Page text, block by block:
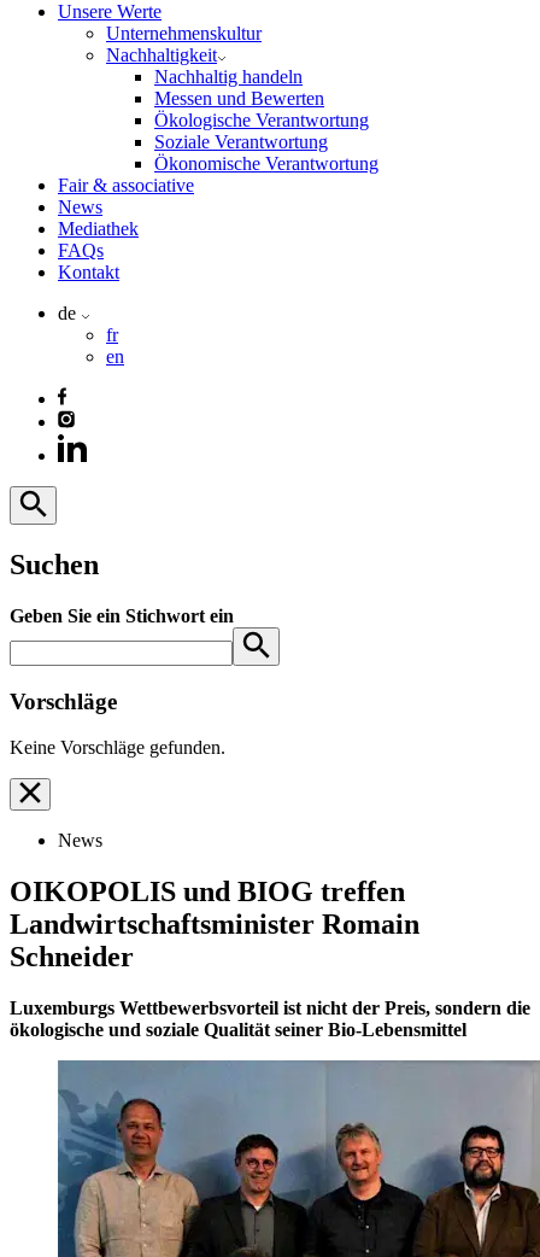
Unsere Werte
Unternehmenskultur
Nachhaltigkeit
Nachhaltig handeln
Messen und Bewerten
Ökologische Verantwortung
Soziale Verantwortung
Ökonomische Verantwortung
Fair & associative
News
Mediathek
FAQs
Kontakt
de
fr
en
Suchen
Geben Sie ein Stichwort ein
Vorschläge
Keine Vorschläge gefunden.
News
OIKOPOLIS und BIOG treffen
Landwirtschaftsminister Romain
Schneider
Luxemburgs Wettbewerbsvorteil ist nicht der Preis, sondern die
ökologische und soziale Qualität seiner Bio-Lebensmittel